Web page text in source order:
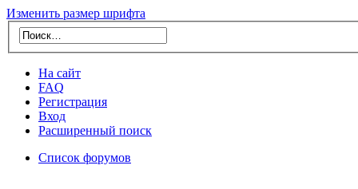
Изменить размер шрифта
На сайт
FAQ
Регистрация
Вход
Расширенный поиск
Список форумов